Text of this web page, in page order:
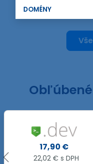
DOMÉNY
5 €
6,15 € s DPH